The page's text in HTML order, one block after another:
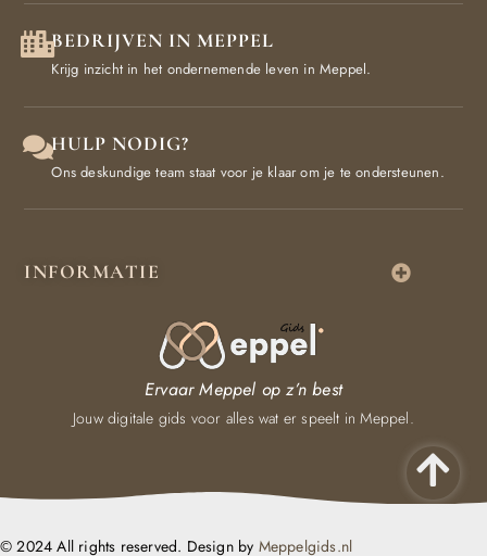
BEDRIJVEN IN MEPPEL
Krijg inzicht in het ondernemende leven in Meppel.
HULP NODIG?
Ons deskundige team staat voor je klaar om je te ondersteunen.
INFORMATIE
Ervaar Meppel op z’n best
Jouw digitale gids voor alles wat er speelt in Meppel.
© 2024 All rights reserved. Design by Meppelgids.nl